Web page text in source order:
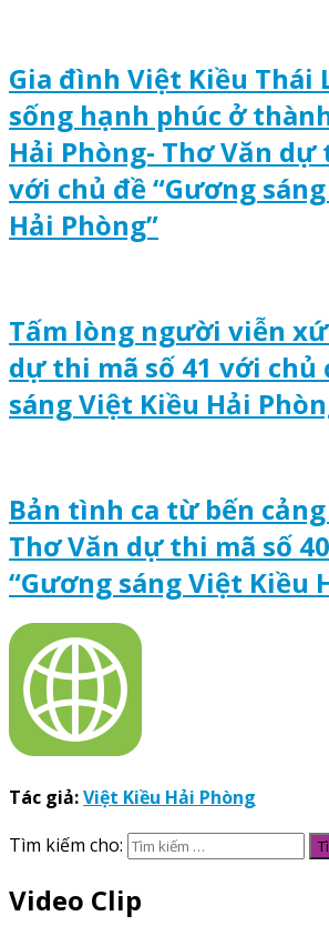
Gia đình Việt Kiều Thái
sống hạnh phúc ở
Hải Phòng- Thơ Văn dự
với chủ đề “Gương
Hải Phòng”
Tấm lòng người viễn
dự thi mã số 41 với chủ
sáng Việt Kiều Hải
Bản tình ca từ bến
Thơ Văn dự thi mã số
“Gương sáng Việt Kiều
Tác giả:Việt Kiều Hải Phòng
Tìm kiếm cho:
Video Clip